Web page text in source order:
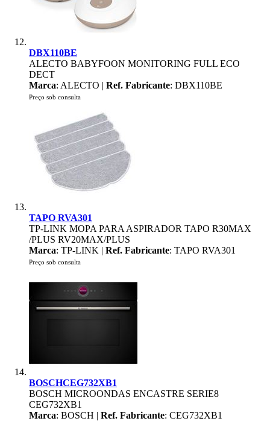
DBX110BE
ALECTO BABYFOON MONITORING FULL ECO
DECT
Marca: ALECTO | Ref. Fabricante: DBX110BE
Preço sob consulta
TAPO RVA301
TP-LINK MOPA PARA ASPIRADOR TAPO R30MAX
/PLUS RV20MAX/PLUS
Marca: TP-LINK | Ref. Fabricante: TAPO RVA301
Preço sob consulta
BOSCHCEG732XB1
BOSCH MICROONDAS ENCASTRE SERIE8
CEG732XB1
Marca: BOSCH | Ref. Fabricante: CEG732XB1